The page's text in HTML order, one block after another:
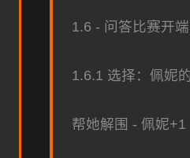
1.6 - 问答比赛开
1.6.1 选择：佩妮
帮她解围 - 佩妮+1